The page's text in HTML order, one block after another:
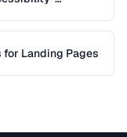
Landing Pages